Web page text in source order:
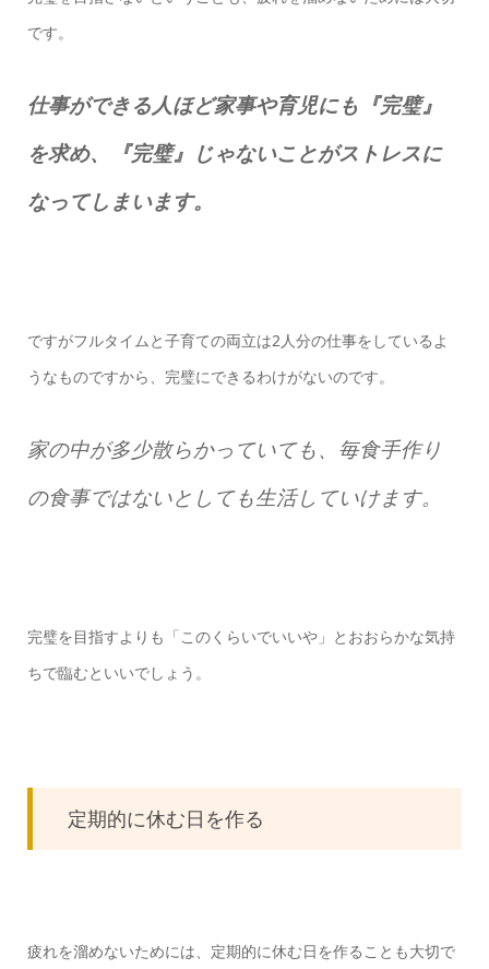
です。
仕事ができる人ほど家事や育児にも『完璧』
を求め、『完璧』じゃないことがストレスに
なってしまいます。
ですがフルタイムと子育ての両立は2人分の仕事をしているよ
うなものですから、完璧にできるわけがないのです。
家の中が多少散らかっていても、毎食手作り
の食事ではないとしても生活していけます。
完璧を目指すよりも「このくらいでいいや」とおおらかな気持
ちで臨むといいでしょう。
定期的に休む日を作る
疲れを溜めないためには、定期的に休む日を作ることも大切で